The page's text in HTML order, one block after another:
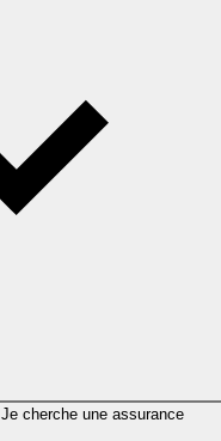
Je cherche une assurance